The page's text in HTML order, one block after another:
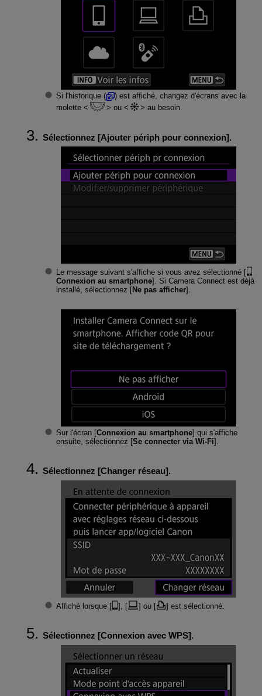
Si l'historique (
) est affiché, changez d'écrans avec la
molette
ou au besoin.
Sélectionnez [Ajouter périph pour connexion].
Le message suivant s'affiche si vous avez sélectionné [
Connexion au smartphone]. Si Camera Connect est déjà
installé, sélectionnez [Ne pas afficher].
Sur l'écran [Connexion au smartphone] qui s'affiche
ensuite, sélectionnez [Se connecter via Wi-Fi].
Sélectionnez [Changer réseau].
Affiché lorsque [ ], [ ] ou [ ] est sélectionné.
Sélectionnez [Connexion avec WPS].